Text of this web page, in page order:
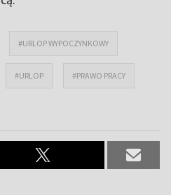
#URLOP WYPOCZYNKOWY
#URLOP #PRAWO PRACY